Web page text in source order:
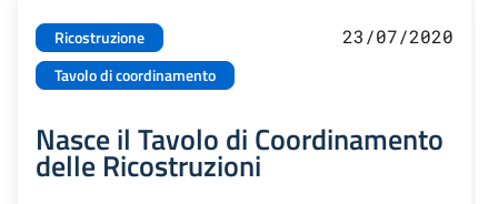
Ricostruzione
Tavolo di coordinamento
23/07/2020
Nasce il Tavolo di Coordinamento
delle Ricostruzioni